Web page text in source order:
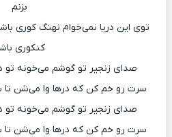
بزنم
توی این دریا نمی‌خوام نهنگ کوری
کنکوری
صدای زنجیر تو گوشم می‌خونه تو
سرت رو خم کن که درها وا می‌شن
صدای زنجیر تو گوشم می‌خونه تو
سرت رو خم کن که درها وا می‌شن